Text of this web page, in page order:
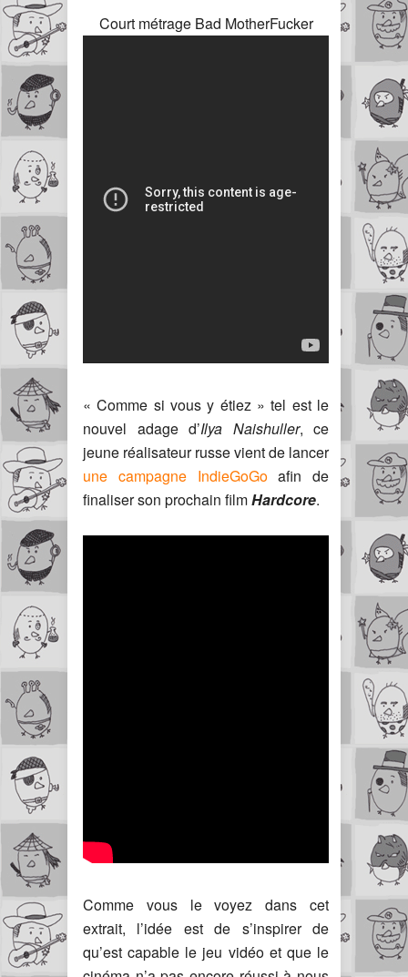
Court métrage Bad MotherFucker
« Comme si vous y étiez » tel est le
nouvel adage d’Ilya Naishuller, ce
jeune réalisateur russe vient de lancer
une campagne IndieGoGoafin de
finaliser son prochain filmHardcore.
Comme vous le voyez dans cet
extrait, l’idée est de s’inspirer de
qu’est capable le jeu vidéo et que le